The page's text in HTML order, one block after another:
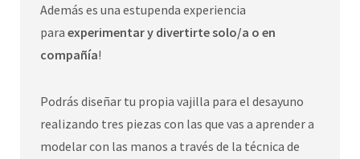
Además es una estupenda experiencia
para experimentar y divertirte solo/a o en
compañía!
Podrás diseñar tu propia vajilla para el desayuno
realizando tres piezas con las que vas a aprender a
modelar con las manos a través de la técnica de